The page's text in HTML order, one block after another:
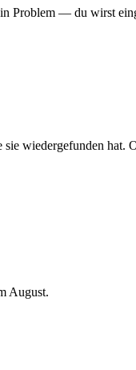
Problem — du wirst
wiedergefunden
August.